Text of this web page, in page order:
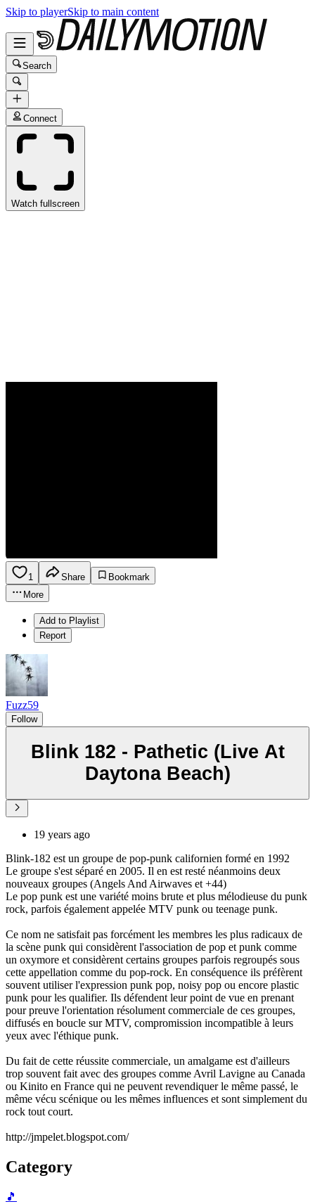
Skip to playerSkip to main content
Search
Connect
Watch fullscreen
1 Share
Bookmark
More
Add to Playlist
Report
Fuzz59
Follow
Blink 182 - Pathetic (Live At
Daytona Beach)
19 years ago
Blink-182 est un groupe de pop-punk californien formé en 1992
Le groupe s'est séparé en 2005. Il en est resté néanmoins deux
nouveaux groupes (Angels And Airwaves et +44)
Le pop punk est une variété moins brute et plus mélodieuse du punk
rock, parfois également appelée MTV punk ou teenage punk.
Ce nom ne satisfait pas forcément les membres les plus radicaux de
la scène punk qui considèrent l'association de pop et punk comme
un oxymore et considèrent certains groupes parfois regroupés sous
cette appellation comme du pop-rock. En conséquence ils préfèrent
souvent utiliser l'expression punk pop, noisy pop ou encore plastic
punk pour les qualifier. Ils défendent leur point de vue en prenant
pour preuve l'orientation résolument commerciale de ces groupes,
diffusés en boucle sur MTV, compromission incompatible à leurs
yeux avec l'éthique punk.
Du fait de cette réussite commerciale, un amalgame est d'ailleurs
trop souvent fait avec des groupes comme Avril Lavigne au Canada
ou Kinito en France qui ne peuvent revendiquer le même passé, le
même vécu scénique ou les mêmes influences et sont simplement du
rock tout court.
http://jmpelet.blogspot.com/
Category
🎵